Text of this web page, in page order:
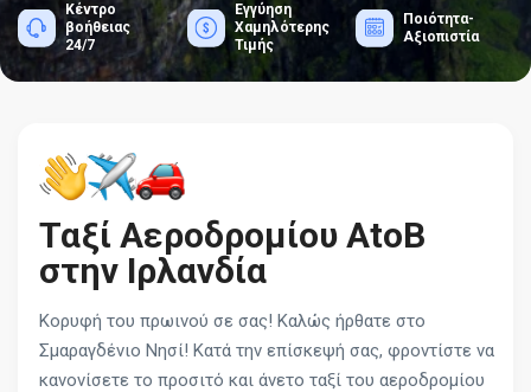
Κέντρο
βοήθειας
24/7
Εγγύηση
Χαμηλότερης
Τιμής
Ποιότητα-
Αξιοπιστία
Ταξί Αεροδρομίου AtoB
στην Ιρλανδία
Κορυφή του πρωινού σε σας! Καλώς ήρθατε στο
Σμαραγδένιο Νησί! Κατά την επίσκεψή σας, φροντίστε να
κανονίσετε το προσιτό και άνετο ταξί του αεροδρομίου